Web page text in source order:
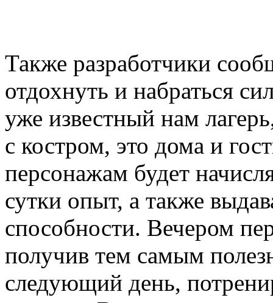
Также разработчики
отдохнуть и набраться
уже известный нам
с костром, это дома и
персонажам будет
сутки опыт, а также
способности. Вечером
получив тем самым
следующий день,